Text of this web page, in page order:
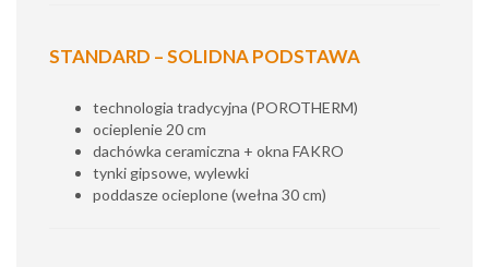
STANDARD – SOLIDNA PODSTAWA
technologia tradycyjna (POROTHERM)
ocieplenie 20 cm
dachówka ceramiczna + okna FAKRO
tynki gipsowe, wylewki
poddasze ocieplone (wełna 30 cm)